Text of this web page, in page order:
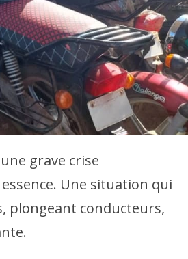
grave crise
Une situation qui
plongeant conducteurs,